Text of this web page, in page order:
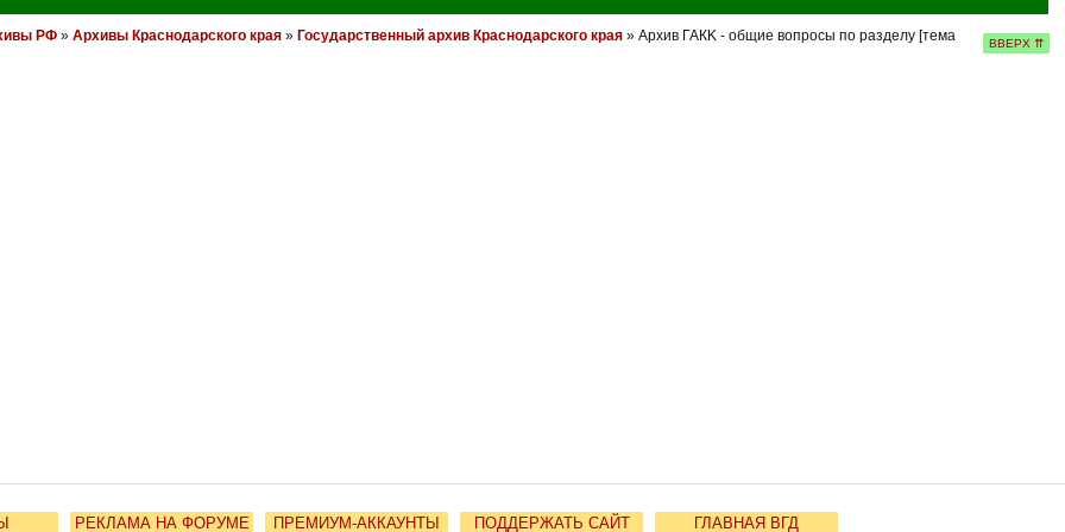
РФ» Архивы Краснодарского края» Государственный архив Краснодарского края» Архив ГАКK - общие вопросы по разделу [тема ВВЕРХ ⇈
РЕКЛАМА НА ФОРУМЕ ПРЕМИУМ-АККАУНТЫ ПОДДЕРЖАТЬ САЙТ ГЛАВНАЯ ВГД